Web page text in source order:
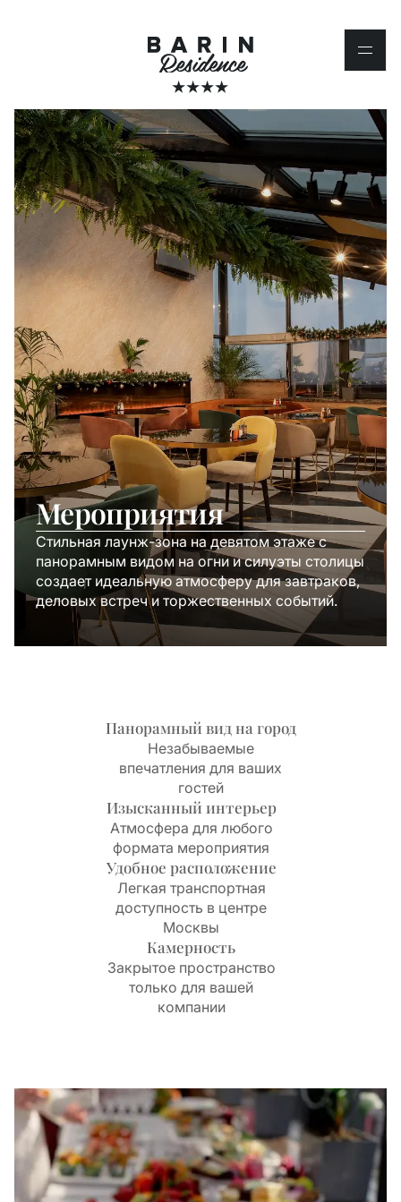
Мероприятия
Стильная лаунж-зона на девятом этаже с
панорамным видом на огни и силуэты столицы
создает идеальную атмосферу для завтраков,
деловых встреч и торжественных событий.
Панорамный вид на город
Незабываемые
впечатления для ваших
гостей
Изысканный интерьер
Атмосфера для любого
формата мероприятия
Удобное расположение
Легкая транспортная
доступность в центре
Москвы
Камерность
Закрытое пространство
только для вашей
компании